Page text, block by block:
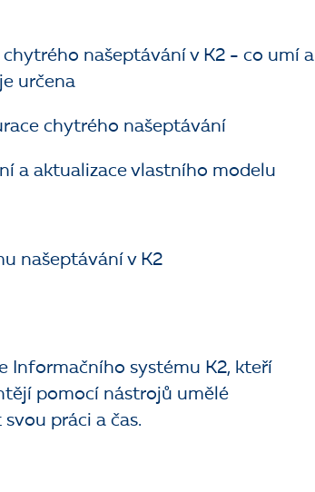
chytrého našeptávání v K2 - co umí a
určena
chytrého našeptávání
a aktualizace vlastního modelu
našeptávání v K2
Informačního systému K2, kteří
pomocí nástrojů umělé
práci a čas.